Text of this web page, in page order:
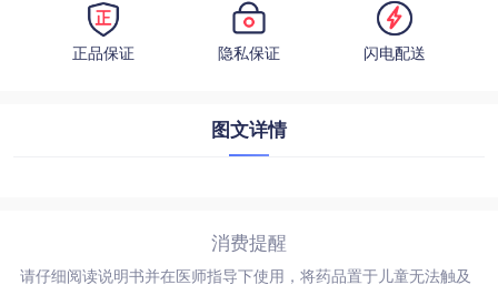
正品保证 隐私保证 闪电配送
图文详情
消费提醒
请仔细阅读说明书并在医师指导下使用，将药品置于儿童无法触及